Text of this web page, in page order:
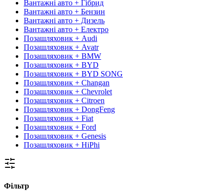
Вантажні авто + Гібрид
Вантажні авто + Бензин
Вантажні авто + Дизель
Вантажні авто + Електро
Позашляховик + Audi
Позашляховик + Avatr
Позашляховик + BMW
Позашляховик + BYD
Позашляховик + BYD SONG
Позашляховик + Changan
Позашляховик + Chevrolet
Позашляховик + Citroen
Позашляховик + DongFeng
Позашляховик + Fiat
Позашляховик + Ford
Позашляховик + Genesis
Позашляховик + HiPhi
Фільтр